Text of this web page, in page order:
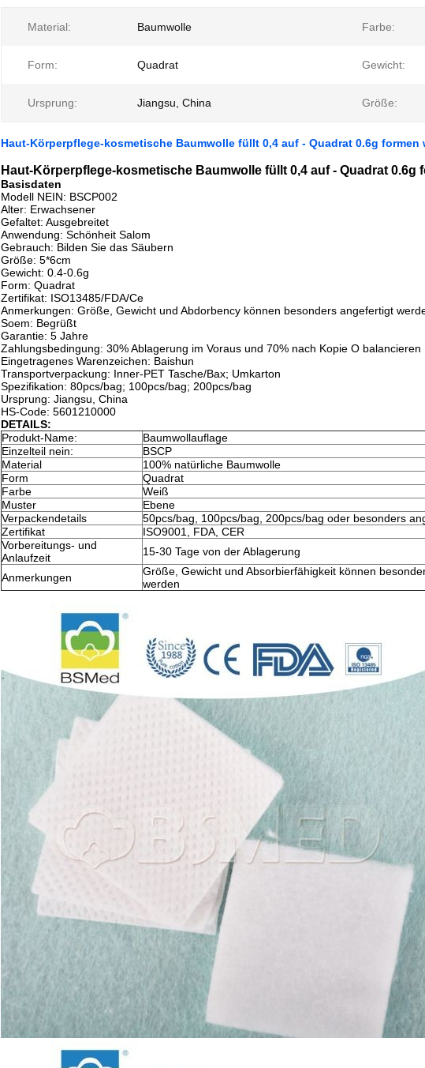
Material: Baumwolle Farbe:
Form: Quadrat Gewicht:
Ursprung: Jiangsu, China Größe:
Haut-Körperpflege-kosmetische Baumwolle füllt 0,4 auf - Quadrat 0.6g formen
Haut-Körperpflege-kosmetische Baumwolle füllt 0,4 auf - Quadrat 0.6g
Basisdaten
Modell NEIN: BSCP002
Alter: Erwachsener
Gefaltet: Ausgebreitet
Anwendung: Schönheit Salom
Gebrauch: Bilden Sie das Säubern
Größe: 5*6cm
Gewicht: 0.4-0.6g
Form: Quadrat
Zertifikat: ISO13485/FDA/Ce
Anmerkungen: Größe, Gewicht und Abdorbency können besonders angefertigt
Soem: Begrüßt
Garantie: 5 Jahre
Zahlungsbedingung: 30% Ablagerung im Voraus und 70% nach Kopie O balancieren
Eingetragenes Warenzeichen: Baishun
Transportverpackung: Inner-PET Tasche/Bax; Umkarton
Spezifikation: 80pcs/bag; 100pcs/bag; 200pcs/bag
Ursprung: Jiangsu, China
HS-Code: 5601210000
DETAILS:
Produkt-Name:
Baumwollauflage
Einzelteil nein:
BSCP
Material
100% natürliche Baumwolle
Form
Quadrat
Farbe
Weiß
Muster
Ebene
Verpackendetails
50pcs/bag, 100pcs/bag, 200pcs/bag oder besonders
Zertifikat
ISO9001, FDA, CER
Vorbereitungs- und
Anlaufzeit
15-30 Tage von der Ablagerung
Anmerkungen
Größe, Gewicht und Absorbierfähigkeit können
werden